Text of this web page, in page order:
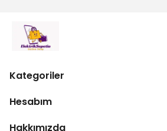
Kategoriler
Hesabım
Hakkımızda